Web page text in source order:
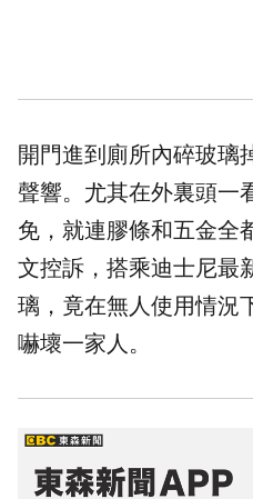
開門進到廁所內碎玻璃
聲響。尤其在外裏頭一
免，就連膠條和五金全
文控訴，搭乘迪士尼最
璃，竟在無人使用情況
嚇壞一家人。